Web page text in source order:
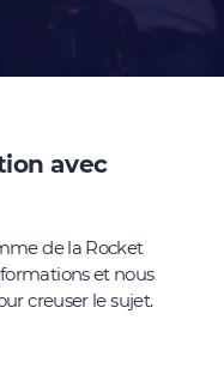
avec
de la Rocket
et nous
creuser le sujet.